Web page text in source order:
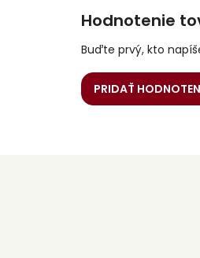
Hodnotenie
Buďte prvý, kto
PRIDAŤ